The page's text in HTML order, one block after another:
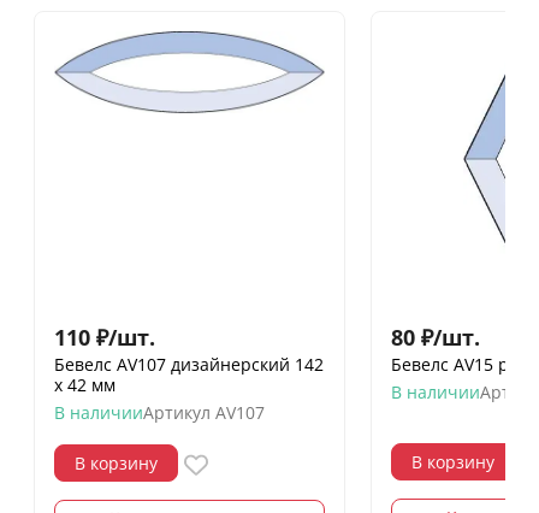
110 ₽/шт.
Бевелс AV107 дизайнерский 142
х 42 мм
В наличииАртикул AV107
В корзину
80 ₽/шт.
Бевелс AV15
В наличии
В корзину